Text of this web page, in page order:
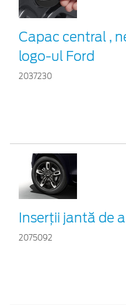
Capac central ,
logo-ul Ford
2037230
Inserţii jantă de
2075092